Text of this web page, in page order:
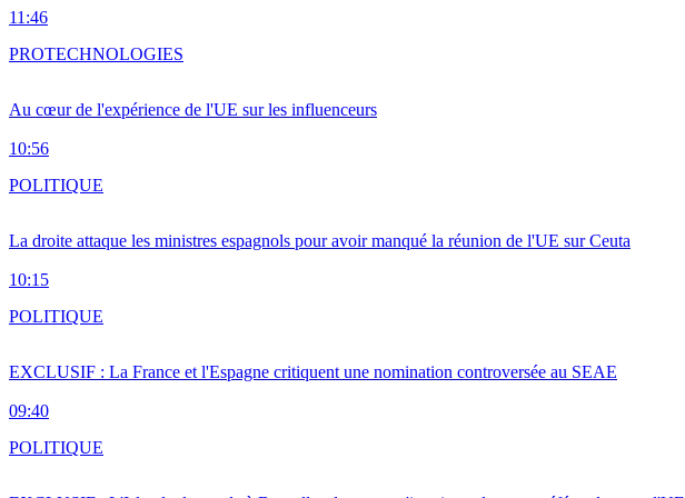
11:46
Au cœur de l'expérience de l'UE sur les influenceurs
10:56
PROTECHNOLOGIES
La droite attaque les ministres espagnols pour avoir manqué la réunion de l'UE sur Ceuta
10:15
POLITIQUE
EXCLUSIF : La France et l'Espagne critiquent une nomination controversée au SEAE
09:40
POLITIQUE
POLITIQUE